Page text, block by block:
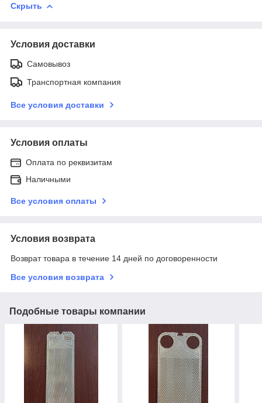
Скрыть
Условия доставки
Самовывоз
Транспортная компания
Все условия доставки
Условия оплаты
Оплата по реквизитам
Наличными
Все условия оплаты
Условия возврата
Возврат товара в течение 14 дней по договоренности
Все условия возврата
Подобные товары компании